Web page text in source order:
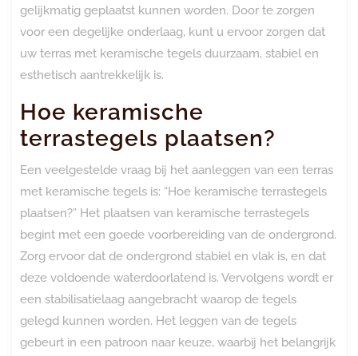
gelijkmatig geplaatst kunnen worden. Door te zorgen
voor een degelijke onderlaag, kunt u ervoor zorgen dat
uw terras met keramische tegels duurzaam, stabiel en
esthetisch aantrekkelijk is.
Hoe keramische
terrastegels plaatsen?
Een veelgestelde vraag bij het aanleggen van een terras
met keramische tegels is: “Hoe keramische terrastegels
plaatsen?” Het plaatsen van keramische terrastegels
begint met een goede voorbereiding van de ondergrond.
Zorg ervoor dat de ondergrond stabiel en vlak is, en dat
deze voldoende waterdoorlatend is. Vervolgens wordt er
een stabilisatielaag aangebracht waarop de tegels
gelegd kunnen worden. Het leggen van de tegels
gebeurt in een patroon naar keuze, waarbij het belangrijk